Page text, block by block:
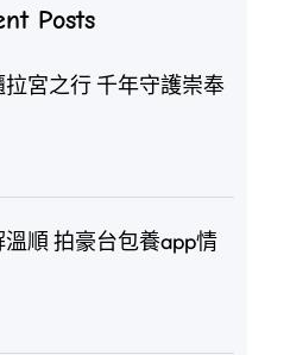
Posts
宮之行 千年守護崇奉
順 拍豪台包養app情